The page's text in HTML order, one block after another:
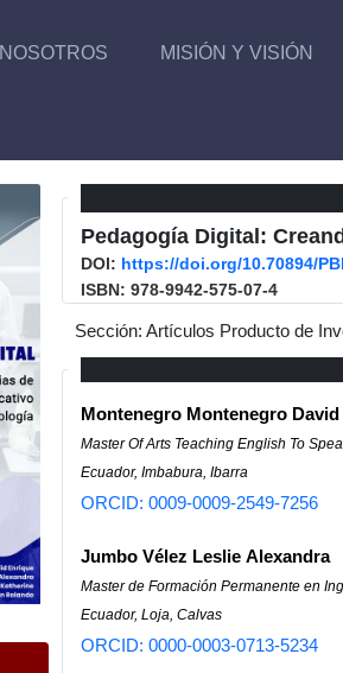
NOSOTROS MISIÓN Y VISIÓN
Pedagogía Digital:
DOI: https://doi.org/10.70894/
ISBN: 978-9942-575-07-4
Sección: Artículos Producto de
Montenegro Montenegro
Master Of Arts Teaching English To
Ecuador, Imbabura, Ibarra
ORCID: 0009-0009-2549-7256
Jumbo Vélez Leslie Alexandra
Master de Formación Permanente en
Ecuador, Loja, Calvas
ORCID: 0000-0003-0713-5234